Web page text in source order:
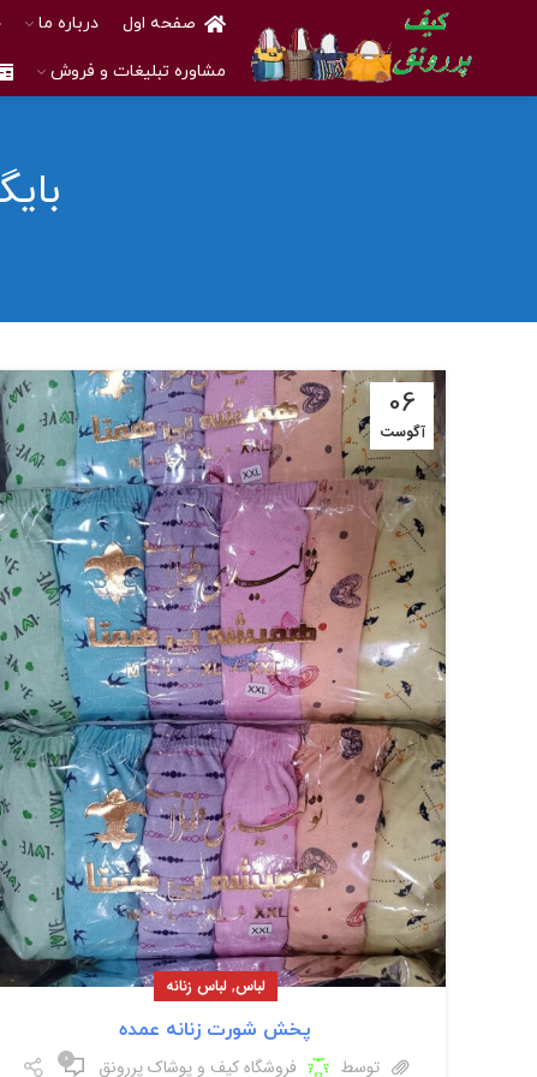
صفحه اول درباره ما
مشاوره تبلیغات و فروش
06
آگوست
لباس, لباس زنانه
پخش شورت زنانه عمده
توسط فروشگاه کیف و پوشاک پررونق ۰